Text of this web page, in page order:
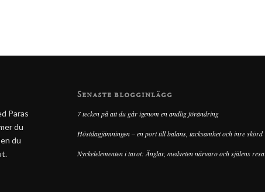
Paras
du
du
Senaste blogginlägg
7 tecken på att du går igenom en andlig förändring
Höstdagjämningen – en port till balans, tacksamhet och inre skörd
Nyckelelementen i tarot: Änglar, medveten närvaro och själens resa